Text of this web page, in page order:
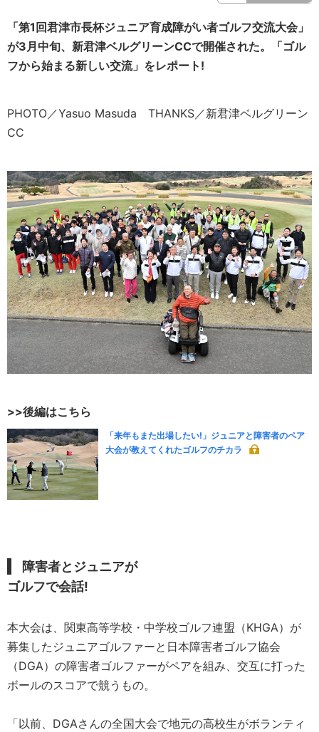
「第1回君津市長杯ジュニア育成障がい者ゴルフ交流大会」
が3月中旬、新君津ベルグリーンCCで開催された。「ゴル
フから始まる新しい交流」をレポート!
PHOTO／Yasuo Masuda THANKS／新君津ベルグリーン
CC
>>後編はこちら
「来年もまた出場したい!」ジュニアと障害者のペア
大会が教えてくれたゴルフのチカラ
障害者とジュニアが
ゴルフで会話!
本大会は、関東高等学校・中学校ゴルフ連盟（KHGA）が
募集したジュニアゴルファーと日本障害者ゴルフ協会
（DGA）の障害者ゴルファーがペアを組み、交互に打った
ボールのスコアで競うもの。
「以前、DGAさんの全国大会で地元の高校生がボランティ